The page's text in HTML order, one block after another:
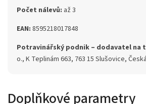
Počet nálevů: až 3
EAN: 8595218017848
Potravinářský podnik – dodavatel na
o., K Teplinám 663, 763 15 Slušovice,
Doplňkové parametry